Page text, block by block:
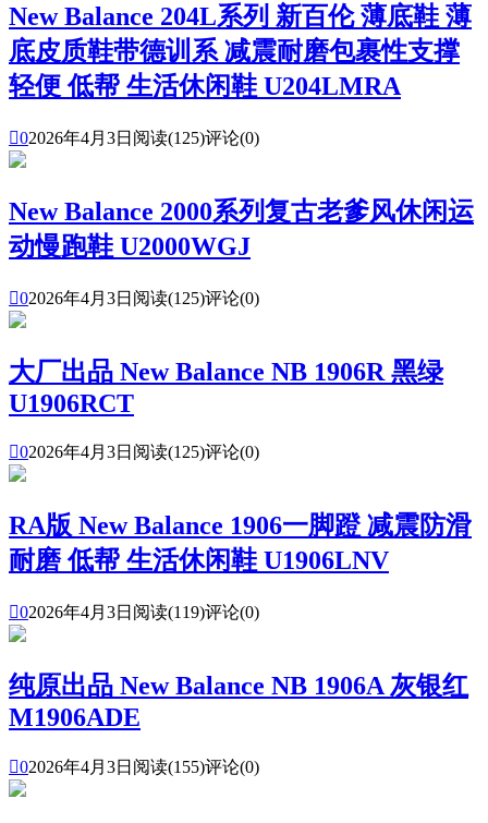
New Balance 204L系列 新百伦 薄底鞋 薄
底皮质鞋带德训系 减震耐磨包裹性支撑
轻便 低帮 生活休闲鞋 U204LMRA
02026年4月3日 阅读(125)评论(0)
New Balance 2000系列复古老爹风休闲运
动慢跑鞋 U2000WGJ
02026年4月3日 阅读(125)评论(0)
大厂出品 New Balance NB 1906R 黑绿
U1906RCT
02026年4月3日 阅读(125)评论(0)
RA版 New Balance 1906一脚蹬 减震防滑
耐磨 低帮 生活休闲鞋 U1906LNV
02026年4月3日 阅读(119)评论(0)
纯原出品 New Balance NB 1906A 灰银红
M1906ADE
02026年4月3日 阅读(155)评论(0)